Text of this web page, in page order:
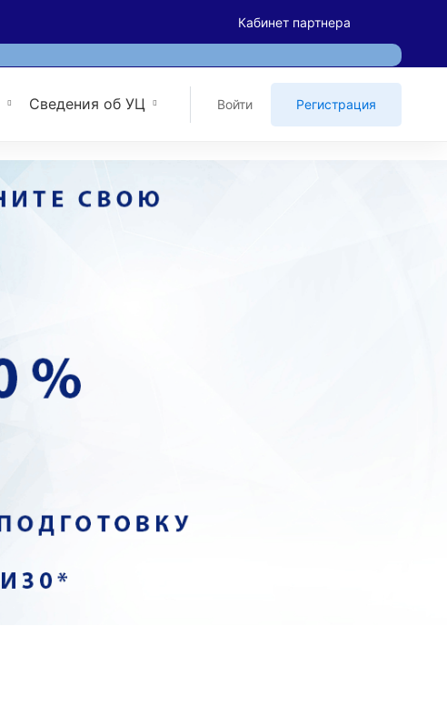
Кабинет партнера
Сведения об УЦ Войти Регистрация